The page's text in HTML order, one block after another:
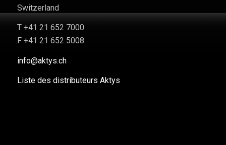
Switzerland
T +41 21 652 7000
F +41 21 652 5008
info@aktys.ch
Liste des distributeurs Aktys